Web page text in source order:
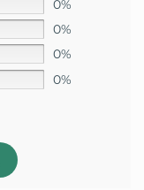
0%
0%
0%
0%